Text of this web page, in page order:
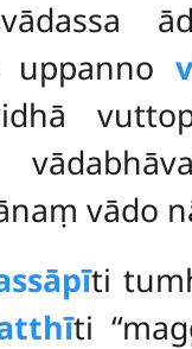
uppanno
vādo
ti
ti